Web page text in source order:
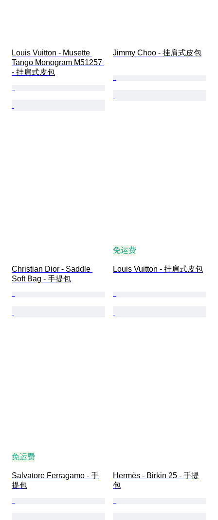
Louis Vuitton - Musette
Tango Monogram M51257
- 挂肩式皮包
Jimmy Choo - 挂肩式皮包
Christian Dior - Saddle
Soft Bag - 手提包
免运费
Louis Vuitton - 挂肩式皮包
免运费
Salvatore Ferragamo - 手
提包
Hermès - Birkin 25 - 手提
包